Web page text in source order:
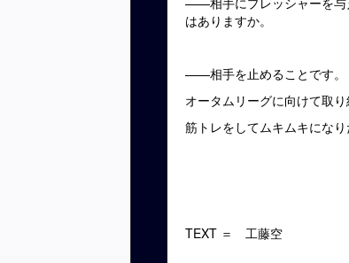
はありますか。
——相手を止めることです。
オータムリーグに向けて取り
筋トレをしてムキムキになり
TEXT ＝ 工藤空